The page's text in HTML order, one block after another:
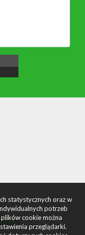
statystycznych oraz w
potrzeb
cookie można
przeglądarki.